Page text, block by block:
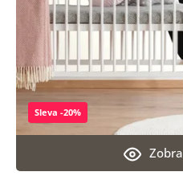
Sleva -20%